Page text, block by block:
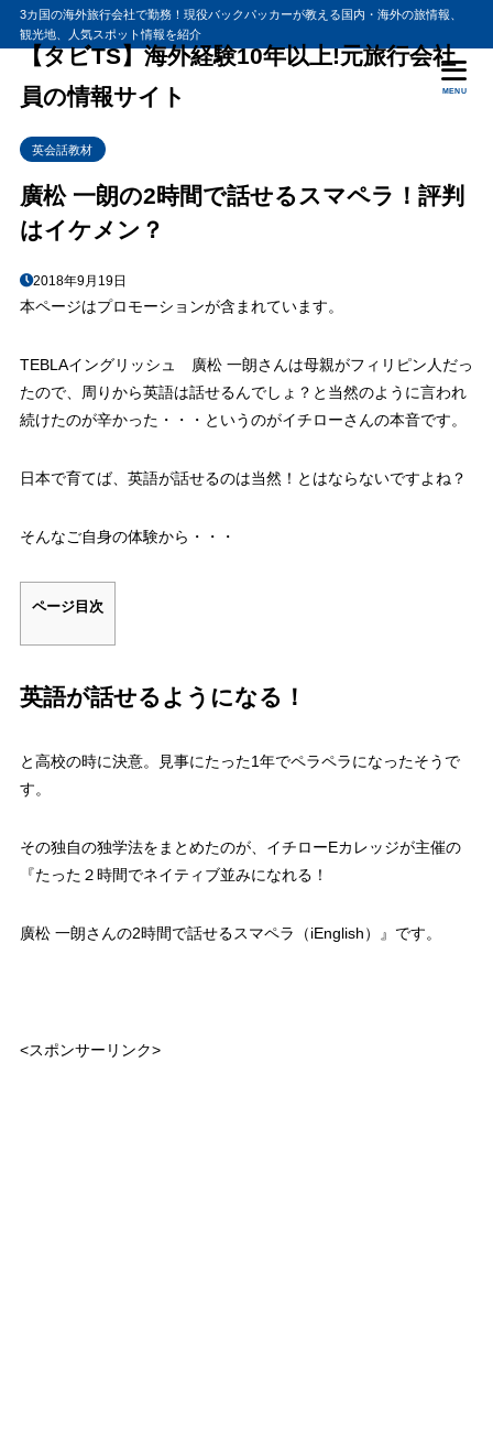
3カ国の海外旅行会社で勤務！現役バックパッカーが教える国内・海外の旅情報、
観光地、人気スポット情報を紹介
【タビTS】海外経験10年以上!元旅行会社
員の情報サイト
MENU
英会話教材
廣松 一朗の2時間で話せるスマペラ！評判
はイケメン？
2018年9月19日
本ページはプロモーションが含まれています。
TEBLAイングリッシュ 廣松 一朗さんは母親がフィリピン人だっ
たので、周りから英語は話せるんでしょ？ と当然のように言われ
続けたのが辛かった・・・というのがイチローさんの本音です。
日本で育てば、英語が話せるのは当然！とはならないですよね？
そんなご自身の体験から・・・
ページ目次
英語が話せるようになる！
と高校の時に決意。見事にたった1年でペラペラになったそうで
す。
その独自の独学法をまとめたのが、イチローEカレッジが主催の
『たった２時間でネイティブ並みになれる！
廣松 一朗さんの2時間で話せるスマペラ（iEnglish）』です。
<スポンサーリンク>
目次
2 話せるスマペラの評価はどうなの？
3 知らないとヤバイのにほとんど知らない事とは？
4 リスニングの練習は要らない！